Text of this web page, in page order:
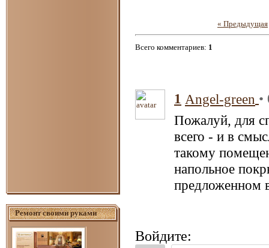
Ремонт своими руками
« Предыдущая
Всего комментариев: 1
1 Angel-green
Пожалуй, для
всего - и в
такому
напольное
предложенном
Войдите: